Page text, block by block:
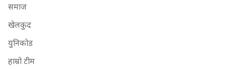
समाज
खेलकुद
युनिकोड
हाम्रो टीम